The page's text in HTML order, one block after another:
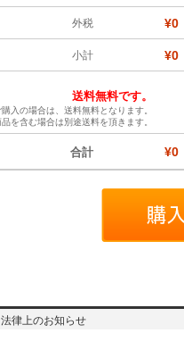
外税 ¥0
小計 ¥0
送料無料です。
入の場合は、送料無料となります。
を含む場合は別途送料を頂きます。
合計 ¥0
律上のお知らせ